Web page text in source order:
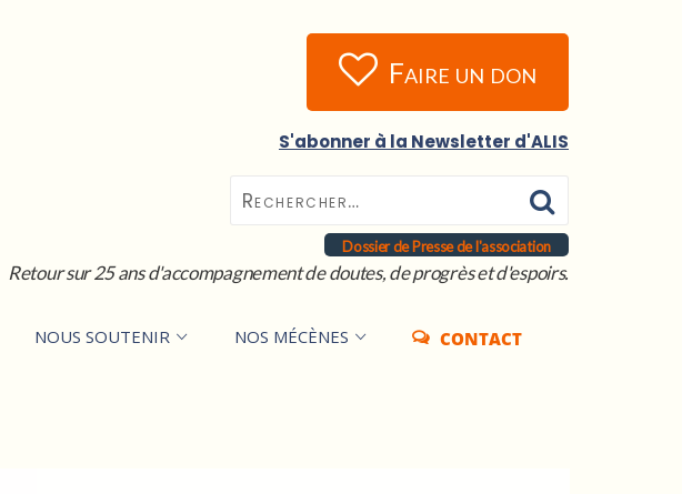
Faire un don
S'abonner à la Newsletter d'ALIS
Dossier de Presse de l'association
Retour sur 25 ans d'accompagnement de doutes, de progrès et d'espoirs.
NOUS SOUTENIR NOS MÉCÈNES CONTACT